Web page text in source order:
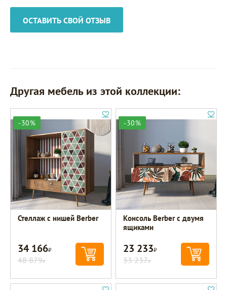
ОСТАВИТЬ СВОЙ ОТЗЫВ
Другая мебель из этой коллекции:
-30%
Стеллаж с нишей Berber
34 166Р
48 879Р
-30%
Консоль Berber с двумя
ящиками
23 233Р
33 237Р